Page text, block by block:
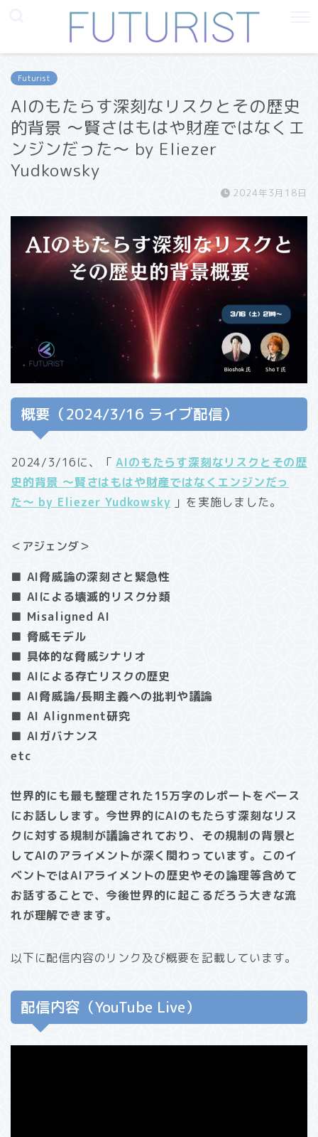
Futurist
AIのもたらす深刻なリスクとその歴史
的背景 〜賢さはもはや財産ではなくエ
ンジンだった〜 by Eliezer
Yudkowsky
2024年3月18日
概要（2024/3/16 ライブ配信）
2024/3/16に、「AIのもたらす深刻なリスクとその歴
史的背景 〜賢さはもはや財産ではなくエンジンだっ
た〜 by Eliezer Yudkowsky 」を実施しました。
＜アジェンダ＞
■ AI脅威論の深刻さと緊急性
■ AIによる壊滅的リスク分類
■ Misaligned AI
■ 脅威モデル
■ 具体的な脅威シナリオ
■ AIによる存亡リスクの歴史
■ AI脅威論/長期主義への批判や議論
■ AI Alignment研究
■ AIガバナンス
etc
世界的にも最も整理された15万字のレポートをベース
にお話しします。今世界的にAIのもたらす深刻なリス
クに対する規制が議論されており、その規制の背景と
してAIのアライメントが深く関わっています。このイ
ベントではAIアライメントの歴史やその論理等含めて
お話することで、今後世界的に起こるだろう大きな流
れが理解できます。
以下に配信内容のリンク及び概要を記載しています。
配信内容（YouTube Live）